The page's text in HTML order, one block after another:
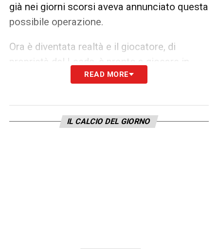
già nei giorni scorsi aveva annunciato questa
possibile operazione.
Ora è diventata realtà e il giocatore, di
proprietà del Leeds, è pronto a giocare in
Bundesliga con l’Eintracht.
LA PLAYLIST DELLE NOSTRE TOP NEWS
READ MORE
IL CALCIO DEL GIORNO